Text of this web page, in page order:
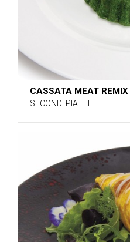
CASSATA MEAT REMIX
SECONDI PIATTI